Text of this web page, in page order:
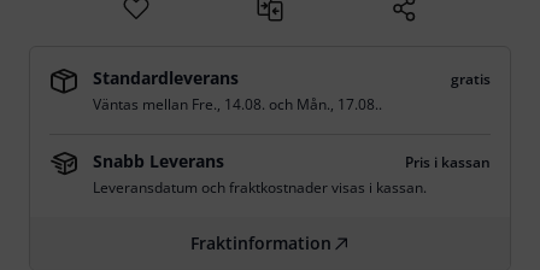
Standardleverans
gratis
Väntas mellan Fre., 14.08. och Mån., 17.08..
Snabb Leverans
Pris i kassan
Leveransdatum och fraktkostnader visas i kassan.
Fraktinformation